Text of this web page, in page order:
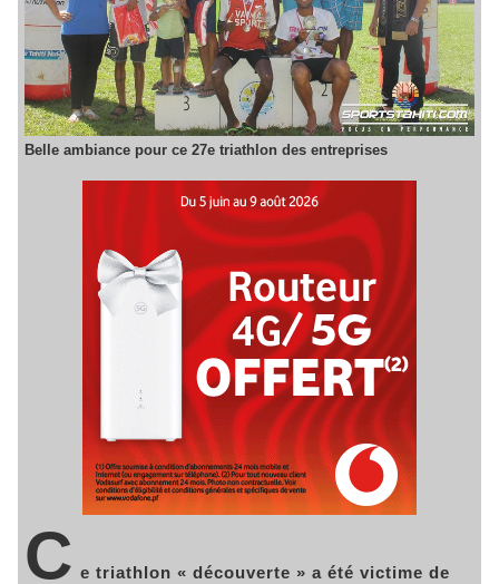
Belle ambiance pour ce 27e triathlon des entreprises
C e triathlon « découverte » a été victime de